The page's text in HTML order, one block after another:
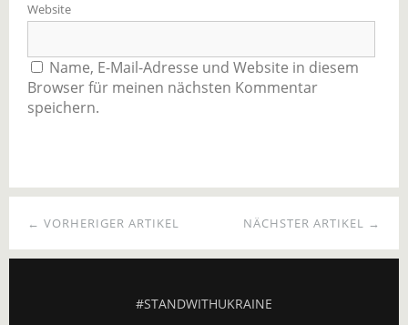
Website
Name, E-Mail-Adresse und Website in diesem
Browser für meinen nächsten Kommentar
speichern.
NÄCHSTER ARTIKEL →
← VORHERIGER ARTIKEL
#STANDWITHUKRAINE